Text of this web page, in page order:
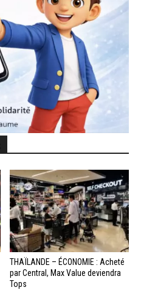
THAÏLANDE – ÉCONOMIE : Acheté
par Central, Max Value deviendra
Tops